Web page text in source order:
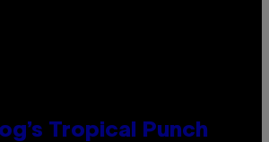
Tropical Punch